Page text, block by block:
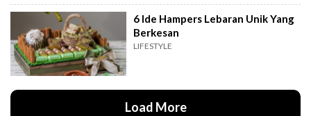
6 Ide Hampers Lebaran Unik Yang
Berkesan
LIFESTYLE
Load More